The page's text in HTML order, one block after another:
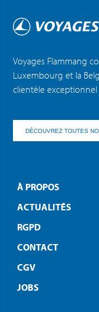
Voyages Flammang
Luxembourg et la
clientèle
DÉCOUVREZ TOUTES
À PROPOS
ACTUALITÉS
RGPD
CONTACT
CGV
JOBS